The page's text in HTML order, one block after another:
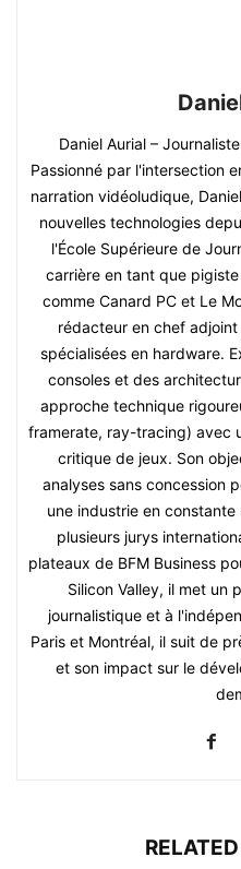
Daniel Aurial –
Passionné par l'intersection
narration vidéoludique,
nouvelles technologies
l'École Supérieure de
carrière en tant que
comme Canard PC et Le
rédacteur en chef
spécialisées en hardware.
consoles et des
approche technique
framerate, ray-tracing) avec
critique de jeux. Son
analyses sans concession
une industrie en
plusieurs jurys
plateaux de BFM Business
Silicon Valley, il met un
journalistique et à
Paris et Montréal, il suit de
et son impact sur le